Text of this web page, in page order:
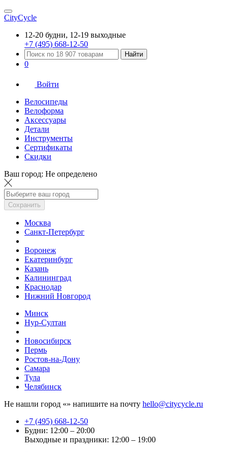
CityCycle
12-20 будни, 12-19 выходные
+7 (495) 668-12-50
Найти
0
Войти
Велосипеды
Велоформа
Аксессуары
Детали
Инструменты
Сертификаты
Скидки
Ваш город: Не определено
Сохранить
Москва
Санкт-Петербург
Воронеж
Екатеринбург
Казань
Калининград
Краснодар
Нижний Новгород
Минск
Нур-Султан
Новосибирск
Пермь
Ростов-на-Дону
Самара
Тула
Челябинск
Не нашли город «» напишите на почту hello@citycycle.ru
+7 (495) 668-12-50
Будни: 12:00 – 20:00
Выходные и праздники: 12:00 – 19:00